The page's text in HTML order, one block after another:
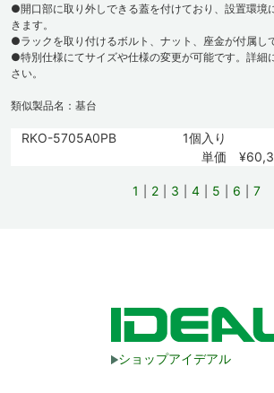
●開口部に取り外しできる蓋を付けており、設置環境
きます。
●ラックを取り付けるボルト、ナット、座金が付属し
●特別仕様にてサイズや仕様の変更が可能です。詳細
さい。
類似製品名：基台
RKO-5705A0PB
1個入り
単価
1 2 3 4 5 6 7
ショップアイデアル